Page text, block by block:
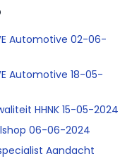
Automotive 02-06-
Automotive 18-05-
HHNK 15-05-2024
06-06-2024
Aandacht